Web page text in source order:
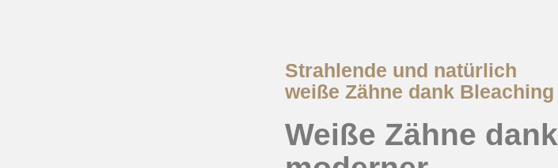
Strahlende und natürlich
weiße Zähne dank Bleaching
Weiße Zähne dank